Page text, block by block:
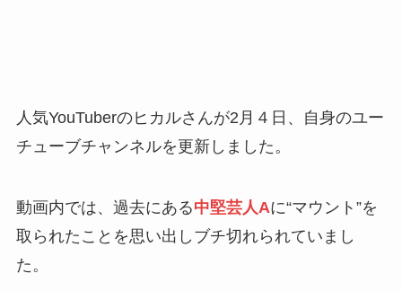
人気YouTuberのヒカルさんが2月４日、自身のユー
チューブチャンネルを更新しました。
動画内では、過去にある中堅芸人Aに“マウント”を
取られたことを思い出しブチ切れられていまし
た。